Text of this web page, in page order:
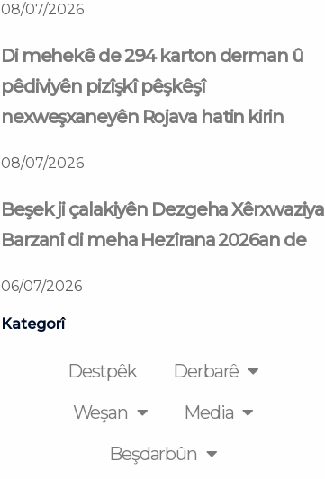
08/07/2026
Di mehekê de 294 karton derman û
pêdiviyên pizîşkî pêşkêşî
nexweşxaneyên Rojava hatin kirin
08/07/2026
Beşek ji çalakiyên Dezgeha Xêrxwaziya
Barzanî di meha Hezîrana 2026an de
06/07/2026
Kategorî
Destpêk
Derbarê
Weşan
Media
Beşdarbûn